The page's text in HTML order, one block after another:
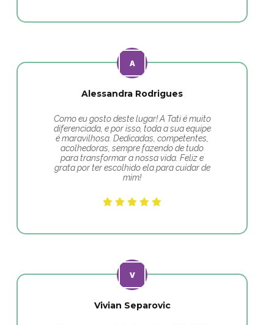
Alessandra Rodrigues
Como eu gosto deste lugar! A Tati é muito
diferenciada, e por isso, toda a sua equipe
é maravilhosa. Dedicadas, competentes,
acolhedoras, sempre fazendo de tudo
para transformar a nossa vida. Feliz e
grata por ter escolhido ela para cuidar de
mim!
Vivian Separovic